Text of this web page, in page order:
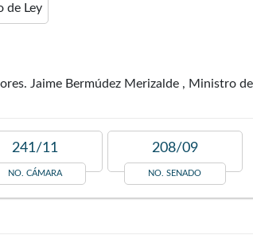
de Ley
Jaime Bermúdez Merizalde , Ministro
241/11
NO. CÁMARA
208/09
NO. SENADO